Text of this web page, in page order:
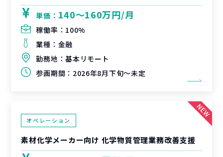
単価： 140〜160万円/月
稼働率： 100%
業種： 金融
勤務地：基本リモート
参画期間： 2026年8月下旬～未定
オペレーション
素材化学メーカー向け 化学物質管理業務改善支援